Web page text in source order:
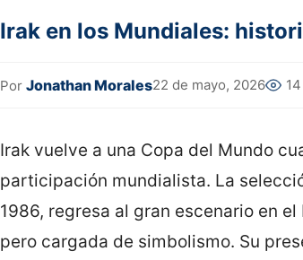
Irak en los Mundiales:
Por Jonathan Morales22 de mayo, 2026 14
Irak vuelve a una Copa del Mundo
participación mundialista. La
1986, regresa al gran escenario en
pero cargada de simbolismo. Su